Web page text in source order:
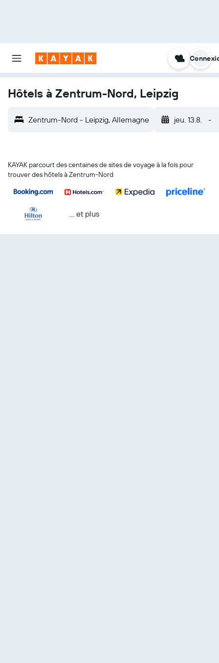
Hôtels à Zentrum-Nord, Leipzig
Zentrum-Nord - Leipzig, Allemagne jeu. 13.8. -
KAYAK parcourt des centaines de sites de voyage à la fois pour
trouver des hôtels à Zentrum-Nord
… et plus